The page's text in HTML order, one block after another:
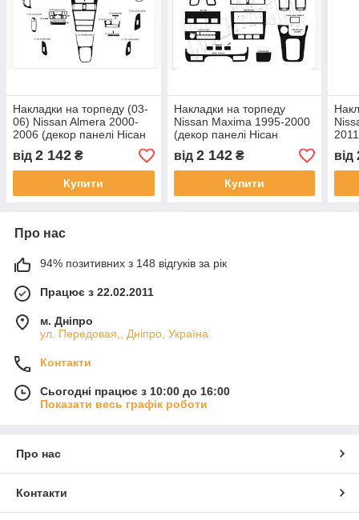
Накладки на торпеду (03-
06) Nissan Almera 2000-
2006 (декор панелі Нісан
від 2 142 ₴
Купити
Накладки на торпеду
Nissan Maxima 1995-2000
(декор панелі Нісан
від 2 142₴
Купити
від
Про нас
94% позитивних з 148 відгуків за рік
Працює з 22.02.2011
м. Дніпро
ул. Передовая,, Дніпро, Україна
Контакти
Сьогодні працює з 10:00 до 16:00
Показати весь графік роботи
Про нас
Контакти